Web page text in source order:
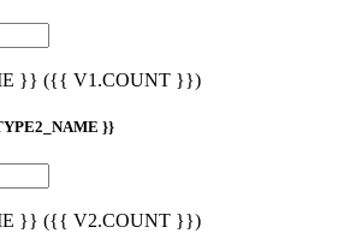
}} ({{ V1.COUNT }})
}}
}} ({{ V2.COUNT }})